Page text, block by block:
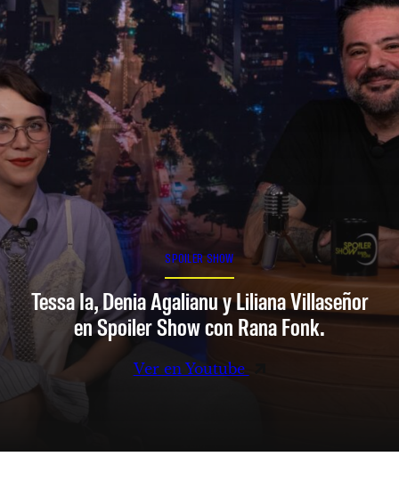
SPOILER SHOW
Tessa Ia, Denia Agalianu y Liliana Villaseñor
en Spoiler Show con Rana Fonk.
Ver en Youtube